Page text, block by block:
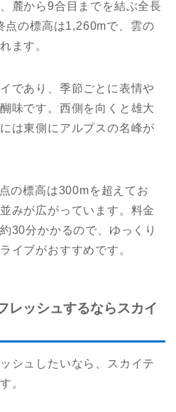
麓から9合目までを結ぶ全長
点の標高は1,260mで、雲の
ます。
であり、季節ごとに表情や
味です。西側を向くと雄大
は東側にアルプスの名峰が
の標高は300mを超えてお
みが広がっています。料金
30分かかるので、ゆっくり
イブがおすすめです。
レッシュするならスカイ
シュしたいなら、スカイテ
。